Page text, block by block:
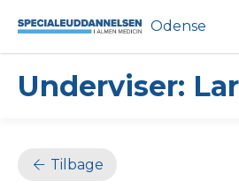
Odense
Underviser:
Tilbage